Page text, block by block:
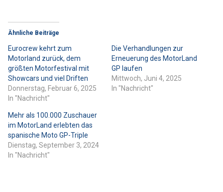
Ähnliche Beiträge
Eurocrew kehrt zum
Motorland zurück, dem
größten Motorfestival mit
Showcars ​​und viel Driften
Donnerstag, Februar 6, 2025
In "Nachricht"
Die Verhandlungen zur
Erneuerung des MotorLand
GP laufen
Mittwoch, Juni 4, 2025
In "Nachricht"
Mehr als 100.000 Zuschauer
im MotorLand erlebten das
spanische Moto GP-Triple
Dienstag, September 3, 2024
In "Nachricht"